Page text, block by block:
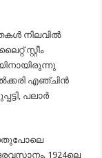
നിലവില്‍
സ്റ്റീം
എഞ്ചിന്‍
പലാര്‍
1924ലെ